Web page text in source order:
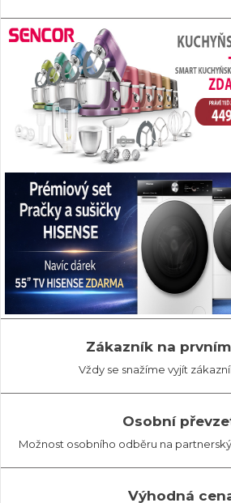
Zákazník na
Vždy se snažíme vyjít
Osobní
Možnost osobního odběru na
Výhodná